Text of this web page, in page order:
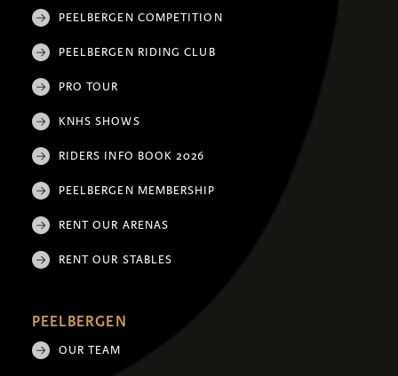
PEELBERGEN COMPETITION
PEELBERGEN RIDING CLUB
PRO TOUR
KNHS SHOWS
RIDERS INFO BOOK 2026
PEELBERGEN MEMBERSHIP
RENT OUR ARENAS
RENT OUR STABLES
PEELBERGEN
OUR TEAM